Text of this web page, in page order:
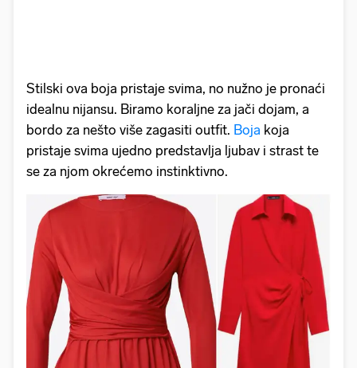
Stilski ova boja pristaje svima, no nužno je pronaći
idealnu nijansu. Biramo koraljne za jači dojam, a
bordo za nešto više zagasiti outfit. Boja koja
pristaje svima ujedno predstavlja ljubav i strast te
se za njom okrećemo instinktivno.